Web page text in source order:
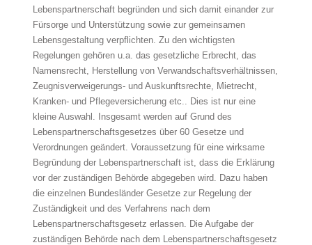
Lebenspartnerschaft begründen und sich damit einander zur
Fürsorge und Unterstützung sowie zur gemeinsamen
Lebensgestaltung verpflichten. Zu den wichtigsten
Regelungen gehören u.a. das gesetzliche Erbrecht, das
Namensrecht, Herstellung von Verwandschaftsverhältnissen,
Zeugnisverweigerungs- und Auskunftsrechte, Mietrecht,
Kranken- und Pflegeversicherung etc.. Dies ist nur eine
kleine Auswahl. Insgesamt werden auf Grund des
Lebenspartnerschaftsgesetzes über 60 Gesetze und
Verordnungen geändert. Voraussetzung für eine wirksame
Begründung der Lebenspartnerschaft ist, dass die Erklärung
vor der zuständigen Behörde abgegeben wird. Dazu haben
die einzelnen Bundesländer Gesetze zur Regelung der
Zuständigkeit und des Verfahrens nach dem
Lebenspartnerschaftsgesetz erlassen. Die Aufgabe der
zuständigen Behörde nach dem Lebenspartnerschaftsgesetz